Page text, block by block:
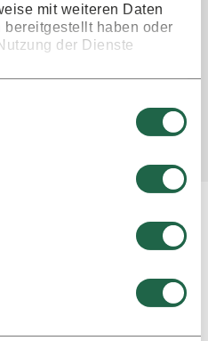
mit weiteren Daten
haben oder
der Dienste
Tillmann, Tillmann GbR